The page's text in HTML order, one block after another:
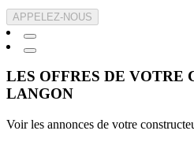
APPELEZ-NOUS
LES OFFRES DE VOTRE
LANGON
Voir les annonces de votre